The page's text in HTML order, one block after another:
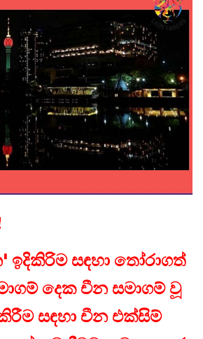
සඳහා තෝරාගත්
දෙක චීන සමාගම් වූ
සඳහා චීන එක්සිම්